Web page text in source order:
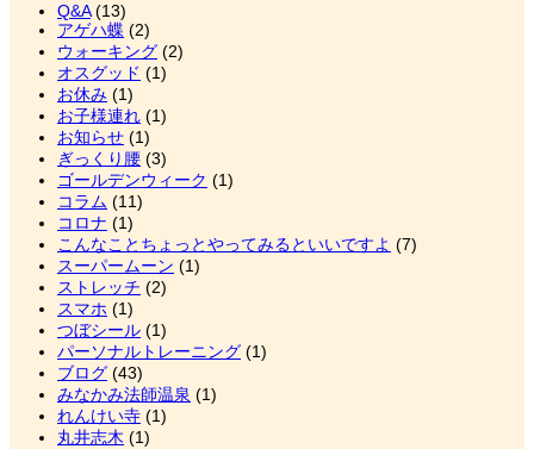
Q&A(13)
アゲハ蝶 (2)
ウォーキング (2)
オスグッド (1)
お休み (1)
お子様連れ (1)
お知らせ (1)
ぎっくり腰 (3)
ゴールデンウィーク (1)
コラム (11)
コロナ (1)
こんなことちょっとやってみるといいですよ (7)
スーパームーン (1)
ストレッチ (2)
スマホ (1)
つぼシール (1)
パーソナルトレーニング (1)
ブログ (43)
みなかみ法師温泉 (1)
れんけい寺 (1)
丸井志木 (1)